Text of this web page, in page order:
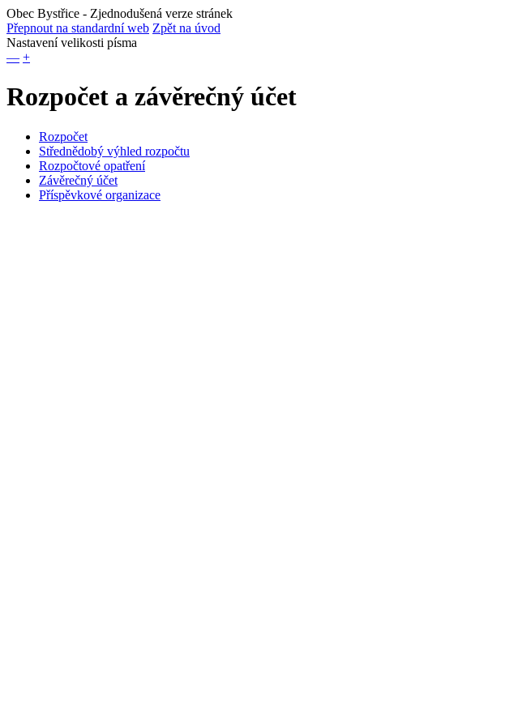
Obec Bystřice - Zjednodušená verze stránek
Přepnout na standardní web Zpět na úvod
Nastavení velikosti písma
— +
Rozpočet a závěrečný účet
Rozpočet
Střednědobý výhled rozpočtu
Rozpočtové opatření
Závěrečný účet
Příspěvkové organizace